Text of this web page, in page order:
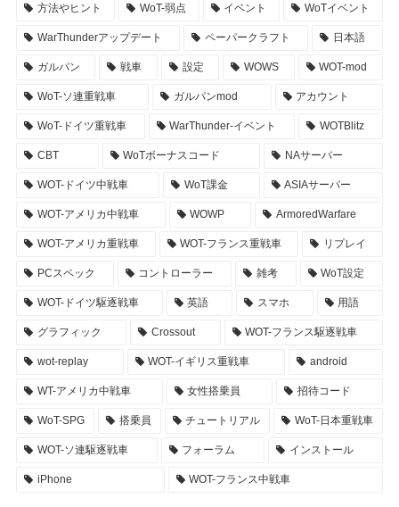
方法やヒント WoT-弱点 イベント WoTイベント
WarThunderアップデート ペーパークラフト 日本語
ガルパン 戦車 設定 WOWS WOT-mod
WoT-ソ連重戦車 ガルパンmod アカウント
WoT-ドイツ重戦車 WarThunder-イベント WOTBlitz
CBT WoTボーナスコード NAサーバー
WOT-ドイツ中戦車 WoT課金 ASIAサーバー
WOT-アメリカ中戦車 WOWP ArmoredWarfare
WOT-アメリカ重戦車 WOT-フランス重戦車 リプレイ
PCスペック コントローラー 雑考 WoT設定
WOT-ドイツ駆逐戦車 英語 スマホ 用語
グラフィック Crossout WOT-フランス駆逐戦車
wot-replay WOT-イギリス重戦車 android
WT-アメリカ中戦車 女性搭乗員 招待コード
WoT-SPG 搭乗員 チュートリアル WoT-日本重戦車
WOT-ソ連駆逐戦車 フォーラム インストール
iPhone WOT-フランス中戦車